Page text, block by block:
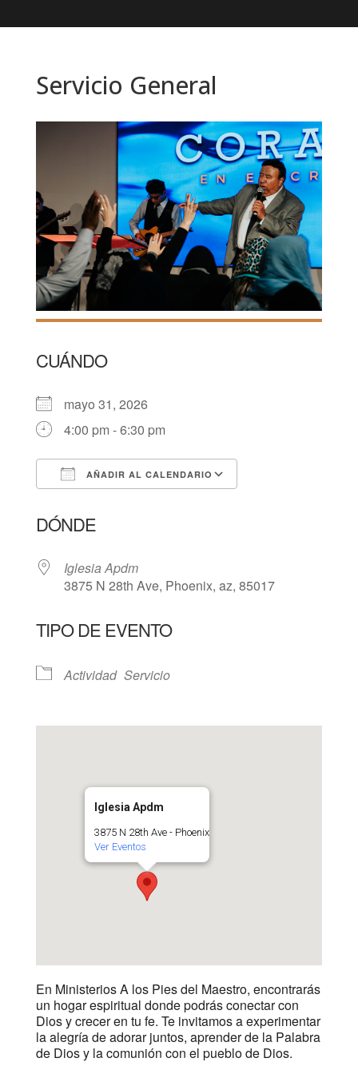
Servicio General
CUÁNDO
mayo 31, 2026
4:00 pm - 6:30 pm
AÑADIR AL CALENDARIO
DÓNDE
Iglesia Apdm
3875 N 28th Ave, Phoenix, az, 85017
TIPO DE EVENTO
Actividad Servicio
Iglesia Apdm
3875 N 28th Ave - Phoenix
Ver Eventos
En Ministerios A los Pies del Maestro, encontrarás
un hogar espiritual donde podrás conectar con
Dios y crecer en tu fe. Te invitamos a experimentar
la alegría de adorar juntos, aprender de la Palabra
de Dios y la comunión con el pueblo de Dios.